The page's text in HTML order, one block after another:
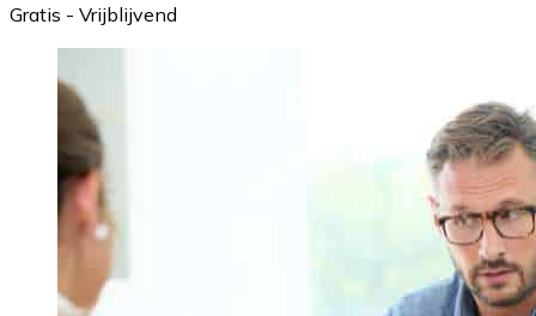
Gratis - Vrijblijvend